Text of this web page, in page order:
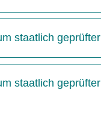
staatlich
staatlich